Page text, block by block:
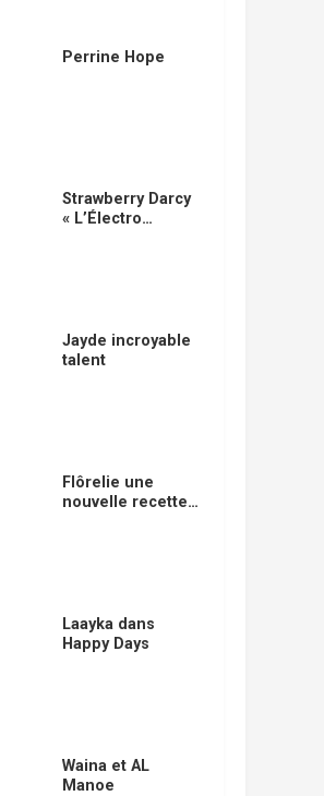
Perrine Hope
Strawberry Darcy
« L’Électro
Jayde incroyable
talent
Flôrelie une
nouvelle recette
Laayka dans
Happy Days
Waina et AL
Manoe